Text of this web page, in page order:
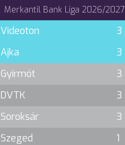
Merkantil Bank Liga 2026/2027
Videoton
3
Ajka
3
Gyirmót
3
DVTK
3
Soroksár
3
Szeged
1